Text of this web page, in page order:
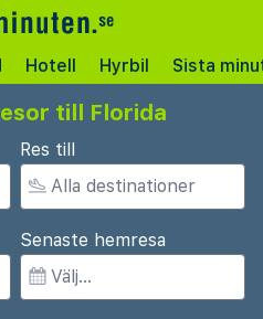
Hotell Hyrbil Sista
till Florida
Res till
Senaste hemresa